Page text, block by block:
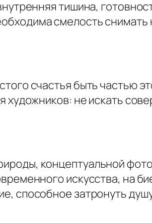
тишина,
смелость
счастья быть частью
не искать
концептуальной
искусства, на
способное затронуть